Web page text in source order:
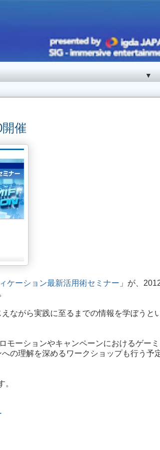
▼
催
ケーション最新活用術セミナー 」が、
ながら実践に至るまでの情報を学ぼうと
モーションやキャンペーンにおけるゲーミ
の理解を深めるワークショップも行う予
。